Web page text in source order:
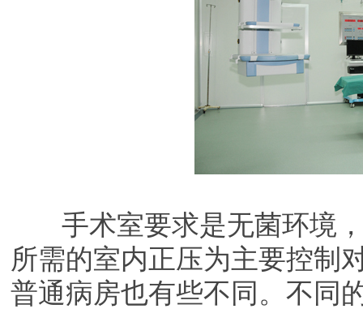
手术室要求是无菌环境，
所需的室内正压为主要控制
普通病房也有些不同。不同